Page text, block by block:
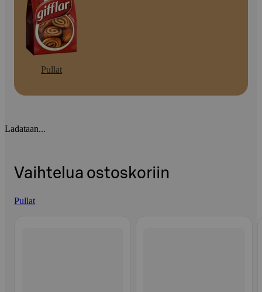
Pullat
Ladataan...
Vaihtelua ostoskoriin
Pullat